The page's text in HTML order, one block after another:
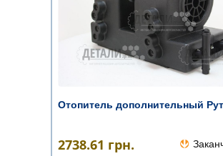
Отопитель дополнительный
2738.61 грн.